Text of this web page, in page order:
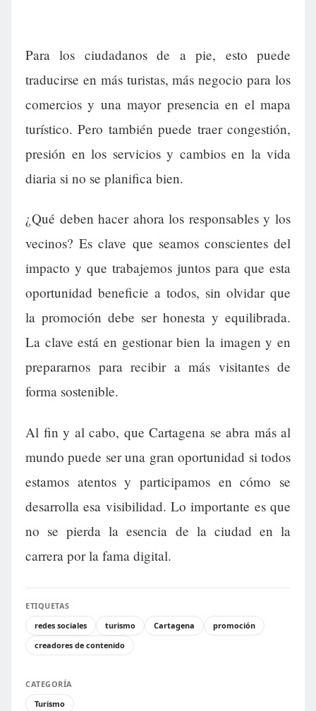
Para los ciudadanos de a pie, esto puede
traducirse en más turistas, más negocio para los
comercios y una mayor presencia en el mapa
turístico. Pero también puede traer congestión,
presión en los servicios y cambios en la vida
diaria si no se planifica bien.
¿Qué deben hacer ahora los responsables y los
vecinos? Es clave que seamos conscientes del
impacto y que trabajemos juntos para que esta
oportunidad beneficie a todos, sin olvidar que
la promoción debe ser honesta y equilibrada.
La clave está en gestionar bien la imagen y en
prepararnos para recibir a más visitantes de
forma sostenible.
Al fin y al cabo, que Cartagena se abra más al
mundo puede ser una gran oportunidad si todos
estamos atentos y participamos en cómo se
desarrolla esa visibilidad. Lo importante es que
no se pierda la esencia de la ciudad en la
carrera por la fama digital.
ETIQUETAS
redes sociales
turismo Cartagena
promoción
creadores de contenido
CATEGORÍA
Turismo